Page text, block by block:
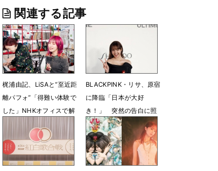
関連する記事
梶浦由記、LiSAと“至近距
離パフォ”「得難い体験で
した」NHKオフィスで解
き放つ“剥き出しの旋律”
3月25日 17時11分
BLACKPINK・リサ、原宿
に降臨「日本が大好
き！」 突然の告白に照
れ顔「サンキュー！」
3月5日 14時59分